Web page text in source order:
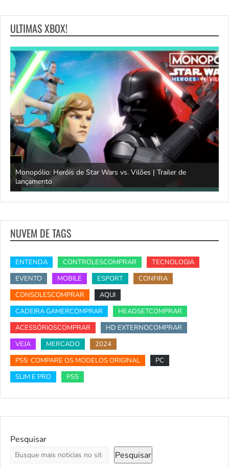
ULTIMAS XBOX!
Monopólio: Heróis de Star Wars vs. Vilões | Trailer de
lançamento
NUVEM DE TAGS
ENTENDA CONTROLESCOMPRAR
TECNOLOGIA
EVENTO
MOBILE ESPORT
CONFIRA
CONSOLESCOMPRAR
AQUI
CADEIRA GAMERCOMPRAR
HEADSETCOMPRAR
ACESSÓRIOSCOMPRAR
HD EXTERNOCOMPRAR
VEJA
MERCADO
2024
PS5: COMPARE OS MODELOS ORIGINAL
PC
SLIM E PRO
PS5
Pesquisar
Pesquisar